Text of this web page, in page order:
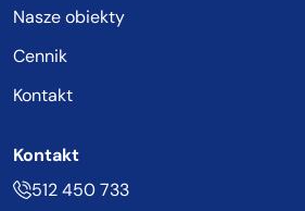
Nasze obiekty
Cennik
Kontakt
Kontakt
512 450 733